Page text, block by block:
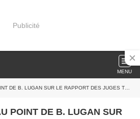
Publicité
MENU
LE RAPPORT DES JUGES TREVIDIC ET POUX : L'IMPLICATION DU FPR MISE A NU
POINT DE B. LUGAN SUR